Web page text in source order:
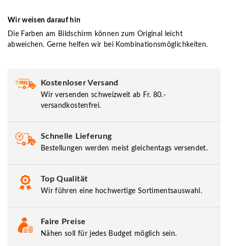
Wir weisen darauf hin
Die Farben am Bildschirm können zum Original leicht
abweichen. Gerne helfen wir bei Kombinationsmöglichkeiten.
Kostenloser Versand
Wir versenden schweizweit ab Fr. 80.-
versandkostenfrei.
Schnelle Lieferung
Bestellungen werden meist gleichentags versendet.
Top Qualität
Wir führen eine hochwertige Sortimentsauswahl.
Faire Preise
Nähen soll für jedes Budget möglich sein.